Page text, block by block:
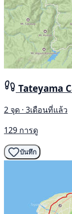
Tateyama
2 จุด · 3เดือนที่แล้ว
129 การดู
บันทึก